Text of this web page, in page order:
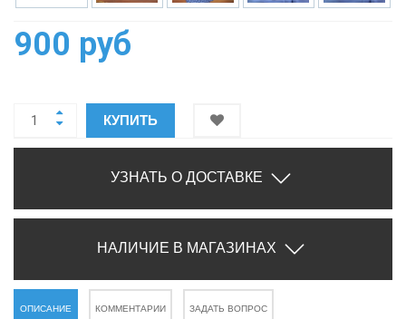
900 руб
КУПИТЬ
УЗНАТЬ О ДОСТАВКЕ
НАЛИЧИЕ В МАГАЗИНАХ
ОПИСАНИЕ КОММЕНТАРИИ ЗАДАТЬ ВОПРОС